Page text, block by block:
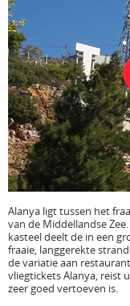
Alanya ligt tussen het
van de Middellandse
kasteel deelt de in een
fraaie, langgerekte
de variatie aan
vliegtickets Alanya, reist
zeer goed vertoeven is.